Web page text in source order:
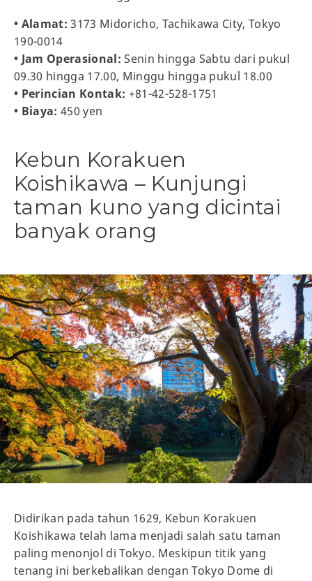
• Alamat: 3173 Midoricho, Tachikawa City, Tokyo
190-0014
• Jam Operasional: Senin hingga Sabtu dari pukul
09.30 hingga 17.00, Minggu hingga pukul 18.00
• Perincian Kontak: +81-42-528-1751
• Biaya: 450 yen
Kebun Korakuen
Koishikawa – Kunjungi
taman kuno yang dicintai
banyak orang
Didirikan pada tahun 1629, Kebun Korakuen
Koishikawa telah lama menjadi salah satu taman
paling menonjol di Tokyo. Meskipun titik yang
tenang ini berkebalikan dengan Tokyo Dome di